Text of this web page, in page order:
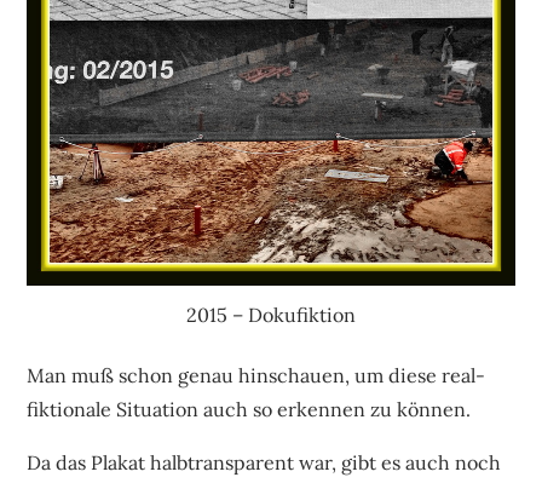
2015 – Dokufiktion
Man muß schon genau hinschauen, um diese real-
fiktionale Situation auch so erkennen zu können.
Da das Plakat halbtransparent war, gibt es auch noch